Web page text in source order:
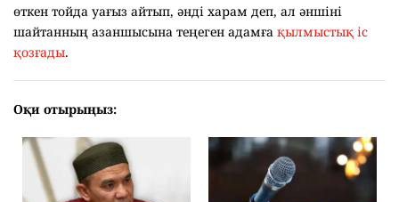
өткен тойда уағыз айтып, әнді харам деп, ал әншіні
шайтанның азаншысына теңеген адамға қылмыстық іс
қозғады.
Оқи отырыңыз: